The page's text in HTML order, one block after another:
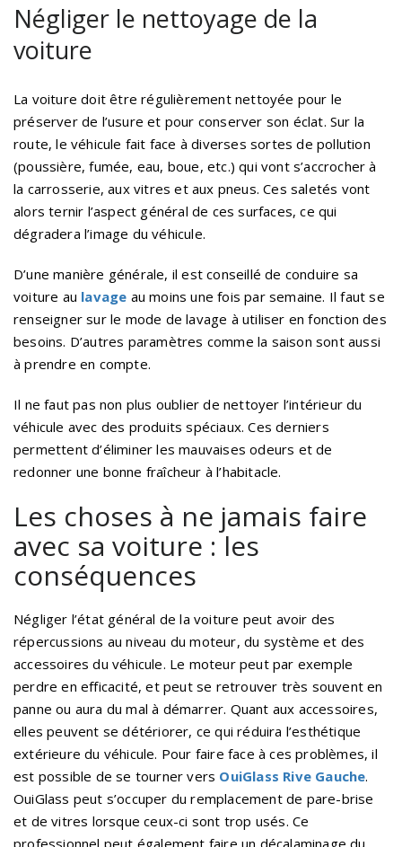
Négliger le nettoyage de la
voiture
La voiture doit être régulièrement nettoyée pour le
préserver de l’usure et pour conserver son éclat. Sur la
route, le véhicule fait face à diverses sortes de pollution
(poussière, fumée, eau, boue, etc.) qui vont s’accrocher à
la carrosserie, aux vitres et aux pneus. Ces saletés vont
alors ternir l’aspect général de ces surfaces, ce qui
dégradera l’image du véhicule.
D’une manière générale, il est conseillé de conduire sa
voiture au lavage au moins une fois par semaine. Il faut se
renseigner sur le mode de lavage à utiliser en fonction des
besoins. D’autres paramètres comme la saison sont aussi
à prendre en compte.
Il ne faut pas non plus oublier de nettoyer l’intérieur du
véhicule avec des produits spéciaux. Ces derniers
permettent d’éliminer les mauvaises odeurs et de
redonner une bonne fraîcheur à l’habitacle.
Les choses à ne jamais faire
avec sa voiture : les
conséquences
Négliger l’état général de la voiture peut avoir des
répercussions au niveau du moteur, du système et des
accessoires du véhicule. Le moteur peut par exemple
perdre en efficacité, et peut se retrouver très souvent en
panne ou aura du mal à démarrer. Quant aux accessoires,
elles peuvent se détériorer, ce qui réduira l’esthétique
extérieure du véhicule. Pour faire face à ces problèmes, il
est possible de se tourner vers OuiGlass Rive Gauche.
OuiGlass peut s’occuper du remplacement de pare-brise
et de vitres lorsque ceux-ci sont trop usés. Ce
professionnel peut également faire un décalaminage du